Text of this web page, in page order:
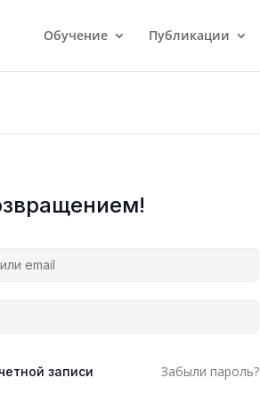
Обучение Публикации
записи Забыли пароль?